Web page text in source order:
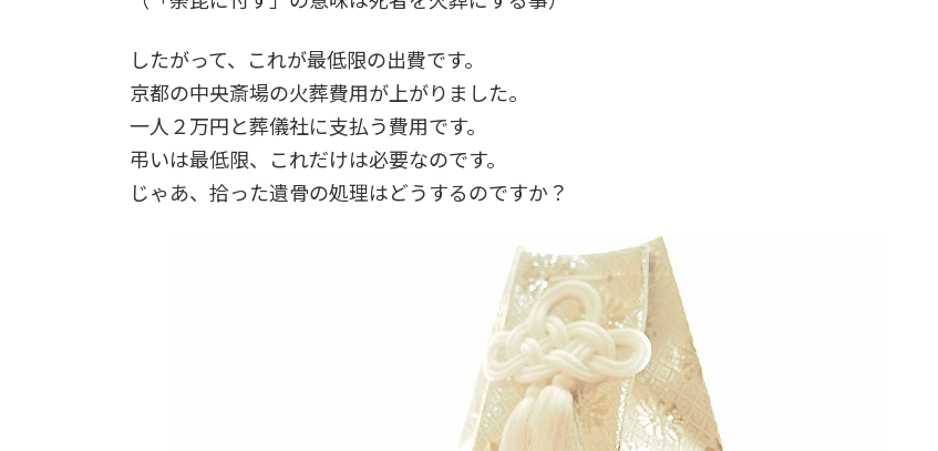
したがって、これが最低限の出費です。
京都の中央斎場の火葬費用が上がりました。
一人２万円と葬儀社に支払う費用です。
弔いは最低限、これだけは必要なのです。
じゃあ、拾った遺骨の処理はどうするのですか？